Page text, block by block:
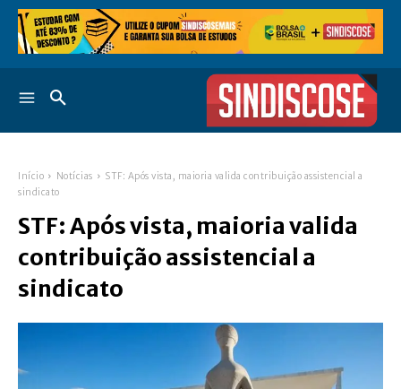
Início Notícias
STF: Após vista, maioria valida contribuição assistencial a
sindicato
STF: Após vista, maioria valida
contribuição assistencial a
sindicato